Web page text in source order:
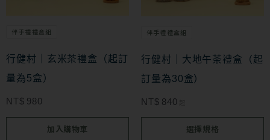
伴手禮禮盒組
行健村｜玄米茶禮盒（起訂
量為5盒）
NT$ 980
加入購物車
伴手禮禮盒組
行健村｜大地午茶禮盒（起
訂量為30盒）
NT$ 840
選擇規格
款
式。
可
在